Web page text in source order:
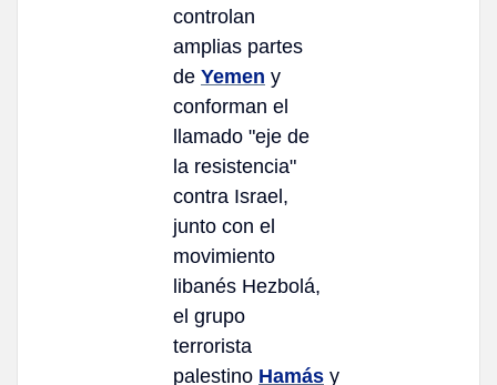
controlan
amplias partes
de Yemen y
conforman el
llamado "eje de
la resistencia"
contra Israel,
junto con el
movimiento
libanés Hezbolá,
el grupo
terrorista
palestino Hamás y